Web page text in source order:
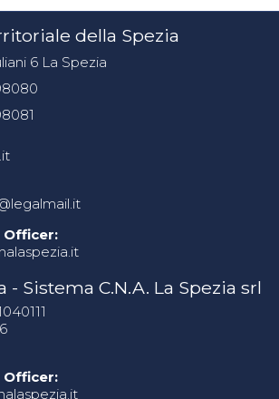
della Spezia
6 La Spezia
- Sistema C.N.A. La Spezia srl